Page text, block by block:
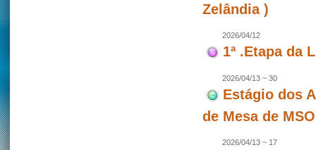
Zelândia )
2026/04/12
1ª .Etapa da
2026/04/13 ~ 30
Estágio dos
de Mesa de
2026/04/13 ~ 17